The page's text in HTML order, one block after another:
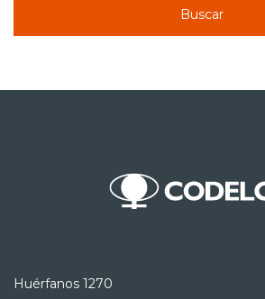
Buscar
Huérfanos 1270